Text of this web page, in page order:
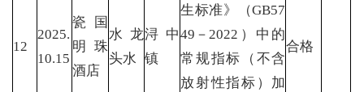
12
2025.
10.15
瓷国
明珠
酒店
水龙
头水
浔中
镇
生标准》（GB57
49－2022）中的
常规指标（不含
放射性指标）加
合格